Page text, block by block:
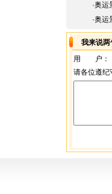
·奥运
·奥运
我来说两
用 户：
请各位遵纪